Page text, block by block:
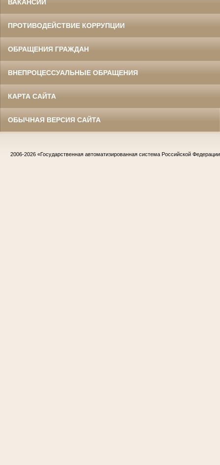
ВАКАНСИИ
ПРОТИВОДЕЙСТВИЕ КОРРУПЦИИ
ОБРАЩЕНИЯ ГРАЖДАН
ВНЕПРОЦЕССУАЛЬНЫЕ ОБРАЩЕНИЯ
КАРТА САЙТА
ОБЫЧНАЯ ВЕРСИЯ САЙТА
2006-2026 «Государственная автоматизированная система Российской